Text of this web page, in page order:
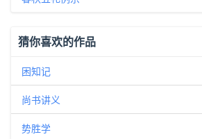
猜你喜欢的作品
困知记
尚书讲义
势胜学